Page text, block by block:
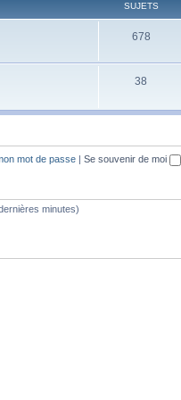
SUJETS
678
38
mot de passe | Se souvenir de moi
minutes)